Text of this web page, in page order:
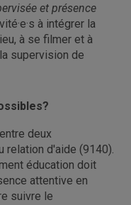
et présence
à intégrer la
à se filmer et à
supervision de
deux
relation d'aide (9140).
éducation doit
attentive en
suivre le